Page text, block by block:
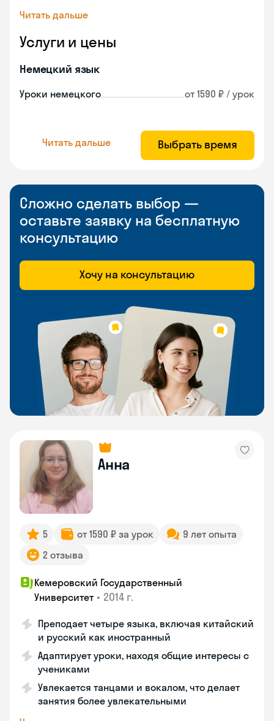
Читать дальше
Услуги и цены
Немецкий язык
Уроки немецкого от 1590 ₽ / урок
Читать дальше Выбрать время
Сложно сделать выбор —
оставьте заявку на бесплатную
консультацию
Хочу на консультацию
Анна
5 от 1590 ₽ за урок
9 лет опыта
2 отзыва
Кемеровский Государственный
Университет • 2014 г.
Преподает четыре языка, включая китайский
и русский как иностранный
Адаптирует уроки, находя общие интересы с
учениками
Увлекается танцами и вокалом, что делает
занятия более увлекательными